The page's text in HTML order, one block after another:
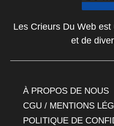
Les Crieurs Du Web
et de
À PROPOS DE NOUS
CGU / MENTIONS
POLITIQUE DE